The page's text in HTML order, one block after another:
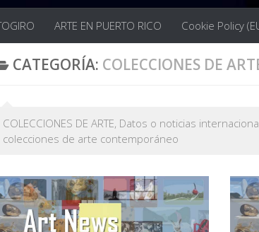
ARTE EN PUERTO RICO Cookie Policy
CATEGORÍA: COLECCIONES DE
COLECCIONES DE ARTE, Datos o noticias
colecciones de arte contemporáneo